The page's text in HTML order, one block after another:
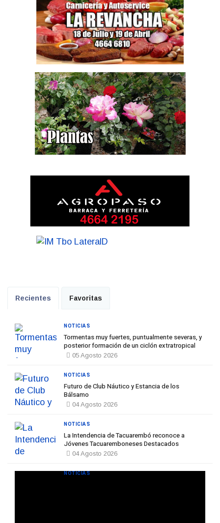
Recientes Favoritas
Tormentas muy fuertes, puntualmente severas, y
posterior formación de un ciclón extratropical
05 Agosto 2026
NOTICIAS
Futuro de Club Náutico y Estancia de los
Bálsamo
04 Agosto 2026
NOTICIAS
La Intendencia de Tacuarembó reconoce a
Jóvenes Tacuaremboneses Destacados
04 Agosto 2026
NOTICIAS
NOTICIAS